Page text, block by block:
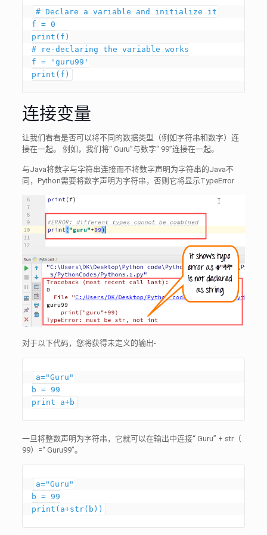
# Declare a variable and initialize it
f = 0
print(f)
# re-declaring the variable works
f = 'guru99'
print(f)
连接变量
让我们看看是否可以将不同的数据类型（例如字符串和数字）连
接在一起。 例如，我们将“ Guru”与数字“ 99”连接在一起。
与Java将数字与字符串连接而不将数字声明为字符串的Java不
同，Python需要将数字声明为字符串，否则它将显示TypeError
对于以下代码，您将获得未定义的输出-
a="Guru"
b = 99
print a+b
一旦将整数声明为字符串，它就可以在输出中连接“ Guru” + str（
99）=“ Guru99”。
a="Guru"
b = 99
print(a+str(b))